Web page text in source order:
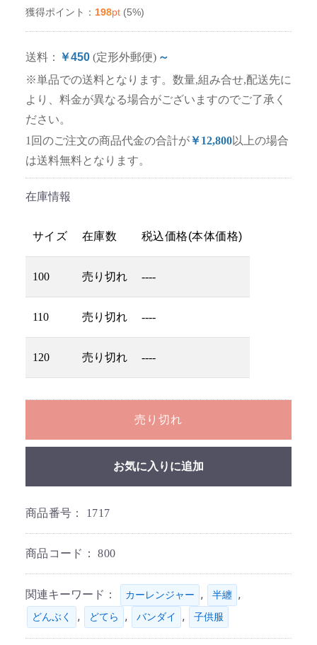
獲得ポイント： 198pt (5%)
送料： ￥450 (定形外郵便) ～
※単品での送料となります。数量,組み合せ,配送先に
より、料金が異なる場合がございますのでご了承く
ださい。
1回のご注文の商品代金の合計が￥12,800以上の場合
は送料無料となります。
在庫情報
サイズ 在庫数 税込価格(本体価格)
100 売り切れ ----
110 売り切れ ----
120 売り切れ ----
売り切れ
お気に入りに追加
商品番号： 1717
商品コード：800
関連キーワード： カーレンジャー , 半纏 ,
どんぶく , どてら , バンダイ , 子供服